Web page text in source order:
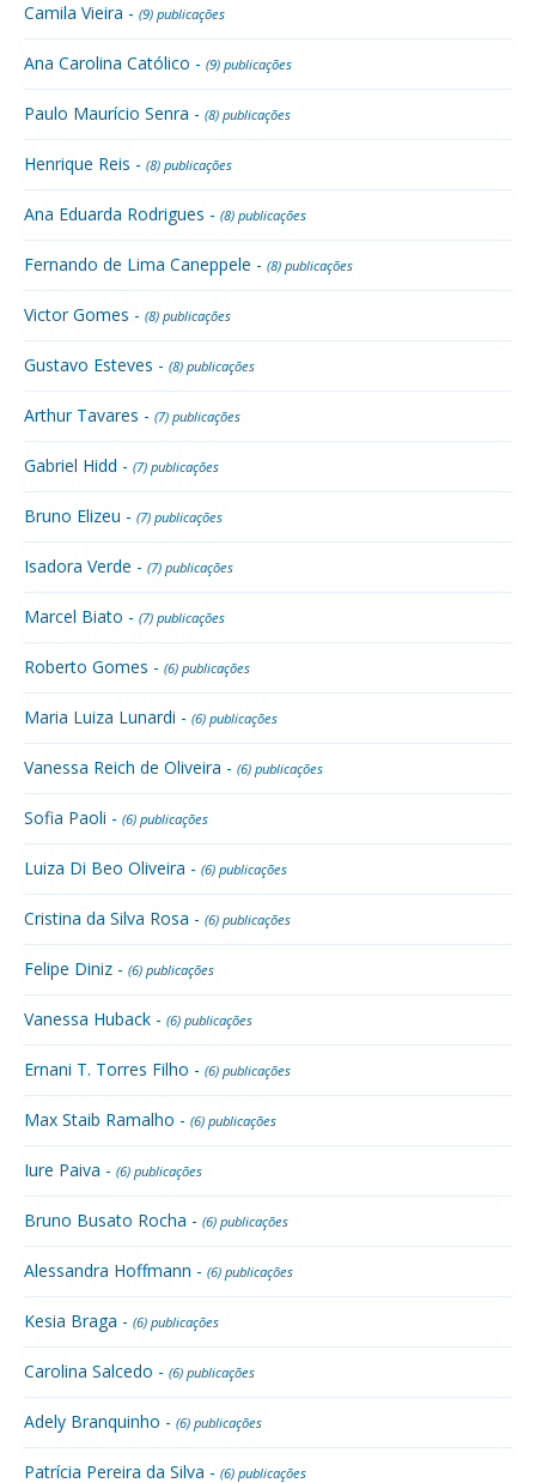
Camila Vieira - (9) publicações
Ana Carolina Católico - (9) publicações
Paulo Maurício Senra - (8) publicações
Henrique Reis - (8) publicações
Ana Eduarda Rodrigues - (8) publicações
Fernando de Lima Caneppele - (8) publicações
Victor Gomes - (8) publicações
Gustavo Esteves - (8) publicações
Arthur Tavares - (7) publicações
Gabriel Hidd - (7) publicações
Bruno Elizeu - (7) publicações
Isadora Verde - (7) publicações
Marcel Biato - (7) publicações
Roberto Gomes - (6) publicações
Maria Luiza Lunardi - (6) publicações
Vanessa Reich de Oliveira - (6) publicações
Sofia Paoli - (6) publicações
Luiza Di Beo Oliveira - (6) publicações
Cristina da Silva Rosa - (6) publicações
Felipe Diniz - (6) publicações
Vanessa Huback - (6) publicações
Ernani T. Torres Filho - (6) publicações
Max Staib Ramalho - (6) publicações
Iure Paiva - (6) publicações
Bruno Busato Rocha - (6) publicações
Alessandra Hoffmann - (6) publicações
Kesia Braga - (6) publicações
Carolina Salcedo - (6) publicações
Adely Branquinho - (6) publicações
Patrícia Pereira da Silva - (6) publicações